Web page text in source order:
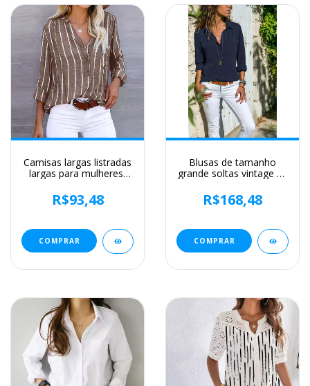
Camisas largas listradas
largas para mulheres,
tops jovens elegantes,
casual, outono
R$93,48
COMPRAR
Blusas de tamanho
grande soltas vintage de
feminina, camisa
feminina casual, roupas
monocromáticas,
primavera, outono,
moda
R$168,48
COMPRAR